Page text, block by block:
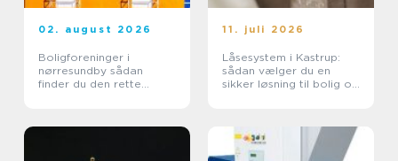
02. august 2026
Boligforeninger i
nørresundby sådan
finder du den rette
11. juli 2026
Låsesystem i Kastrup:
sådan vælger du en
sikker løsning til bolig og